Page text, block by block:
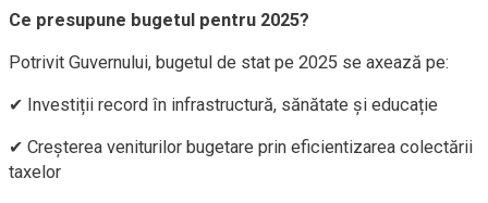
Ce presupune bugetul pentru 2025?
Potrivit Guvernului, bugetul de stat pe 2025 se axează pe:
✔ Investiții record în infrastructură, sănătate și educație
✔ Creșterea veniturilor bugetare prin eficientizarea colectării
taxelor